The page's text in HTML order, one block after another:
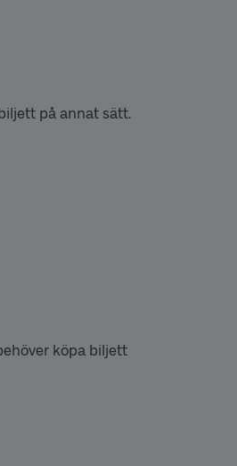
på annat sätt.
köpa biljett